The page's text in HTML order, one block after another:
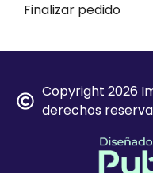
Finalizar pedido
Copyright 2026
derechos